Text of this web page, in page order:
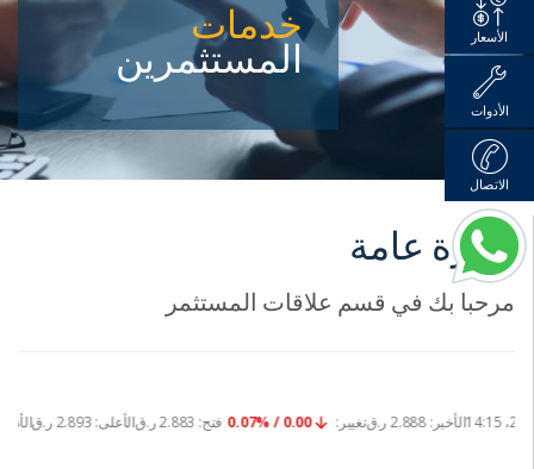
خدمات
المستثمرين
نظرة عامة
مرحبا بك في قسم علاقات المستثمر
الأسعار
الأدوات
الاتصال